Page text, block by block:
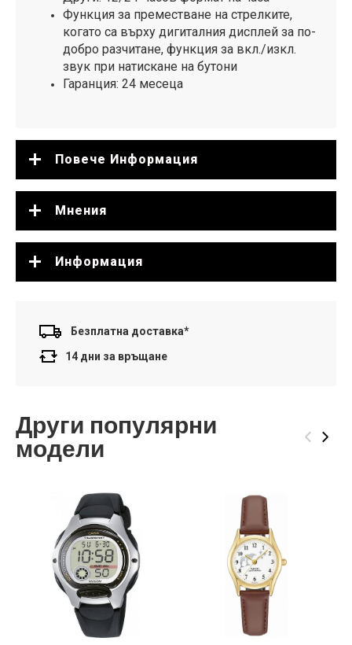
Функция за преместване на стрелките,
когато са върху дигиталния дисплей за по-
добро разчитане, функция за вкл./изкл.
звук при натискане на бутони
Гаранция: 24 месеца
Повече Информация
Мнения
Информация
Безплатна доставка*
14 дни за връщане
Други популярни
модели ‹ ›